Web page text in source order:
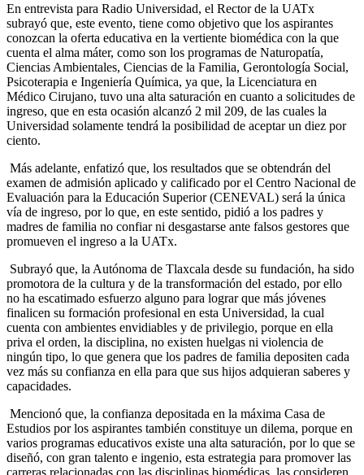
En entrevista para Radio Universidad, el Rector de la UATx
subrayó que, este evento, tiene como objetivo que los aspirantes
conozcan la oferta educativa en la vertiente biomédica con la que
cuenta el alma máter, como son los programas de Naturopatía,
Ciencias Ambientales, Ciencias de la Familia, Gerontología Social,
Psicoterapia e Ingeniería Química, ya que, la Licenciatura en
Médico Cirujano, tuvo una alta saturación en cuanto a solicitudes de
ingreso, que en esta ocasión alcanzó 2 mil 209, de las cuales la
Universidad solamente tendrá la posibilidad de aceptar un diez por
ciento.
Más adelante, enfatizó que, los resultados que se obtendrán del
examen de admisión aplicado y calificado por el Centro Nacional de
Evaluación para la Educación Superior (CENEVAL) será la única
vía de ingreso, por lo que, en este sentido, pidió a los padres y
madres de familia no confiar ni desgastarse ante falsos gestores que
promueven el ingreso a la UATx.
Subrayó que, la Autónoma de Tlaxcala desde su fundación, ha sido
promotora de la cultura y de la transformación del estado, por ello
no ha escatimado esfuerzo alguno para lograr que más jóvenes
finalicen su formación profesional en esta Universidad, la cual
cuenta con ambientes envidiables y de privilegio, porque en ella
priva el orden, la disciplina, no existen huelgas ni violencia de
ningún tipo, lo que genera que los padres de familia depositen cada
vez más su confianza en ella para que sus hijos adquieran saberes y
capacidades.
Mencionó que, la confianza depositada en la máxima Casa de
Estudios por los aspirantes también constituye un dilema, porque en
varios programas educativos existe una alta saturación, por lo que se
diseñó, con gran talento e ingenio, esta estrategia para promover las
carreras relacionadas con las disciplinas biomédicas, las consideren